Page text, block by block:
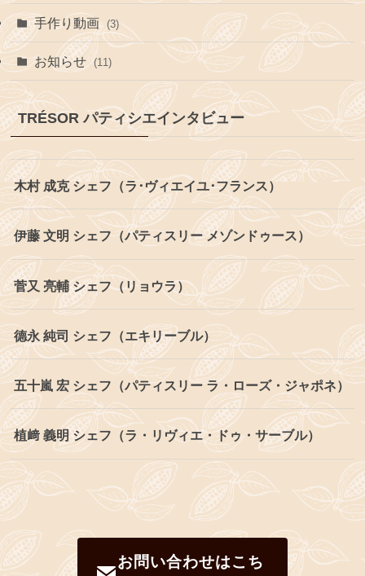
手作り動画 (3)
お知らせ (11)
TRÉSOR パティシエインタビュー
木村 成克 シェフ（ラ･ヴィエイユ･フランス）
伊藤 文明 シェフ（パティスリー メゾンドゥース）
菅又 亮輔 シェフ（リョウラ）
德永 純司 シェフ（エキリーブル）
五十嵐 宏 シェフ（パティスリー ラ・ローズ・ジャポネ）
植﨑 義明 シェフ（ラ・リヴィエ・ドゥ・サーブル）
お問い合わせはこち